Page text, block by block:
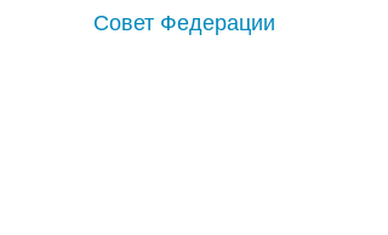
Совет Федерации